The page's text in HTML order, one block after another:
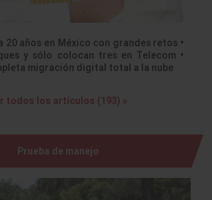
20 años en México con grandes retos •
y sólo colocan tres en Telecom •
migración digital total a la nube
todos los artículos (193) »
Prueba de manejo